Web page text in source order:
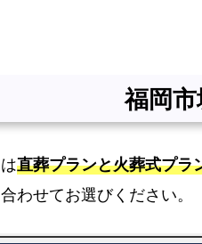
福岡
直葬プランと火葬式プラ
わせてお選びください。